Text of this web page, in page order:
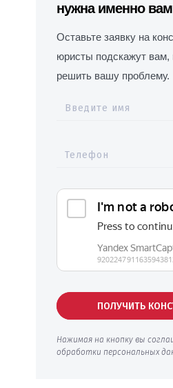
нужна именно
Оставьте заявку на
юристы подскажут вам,
решить вашу проблему.
Введите имя
Телефон
ПОЛУЧИТЬ
Нажимая на кнопку вы
обработки персональных